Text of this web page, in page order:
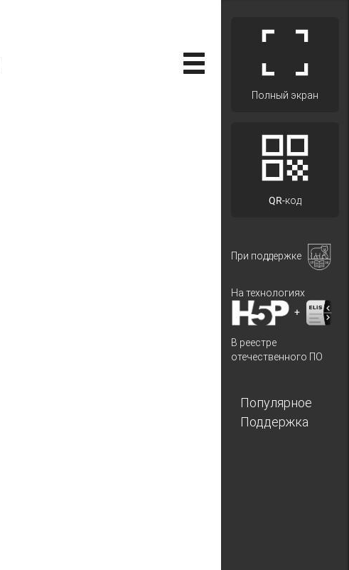
Полный экран
QR-код
При поддержке
На технологиях
+
В реестре
отечественного ПО
Популярное
Поддержка